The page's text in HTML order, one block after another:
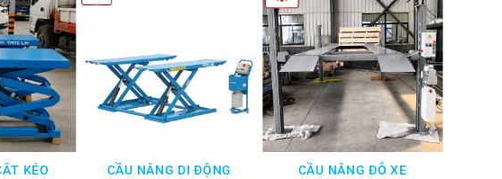
KÉO CẦU NÂNG DI ĐỘNG CẦU NÂNG ĐỖ XE